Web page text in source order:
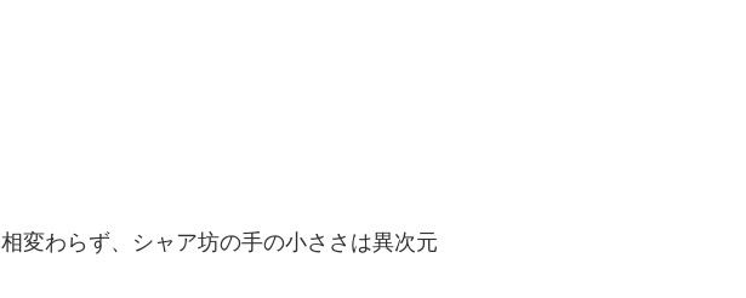
相変わらず、シャア坊の手の小ささは異次元